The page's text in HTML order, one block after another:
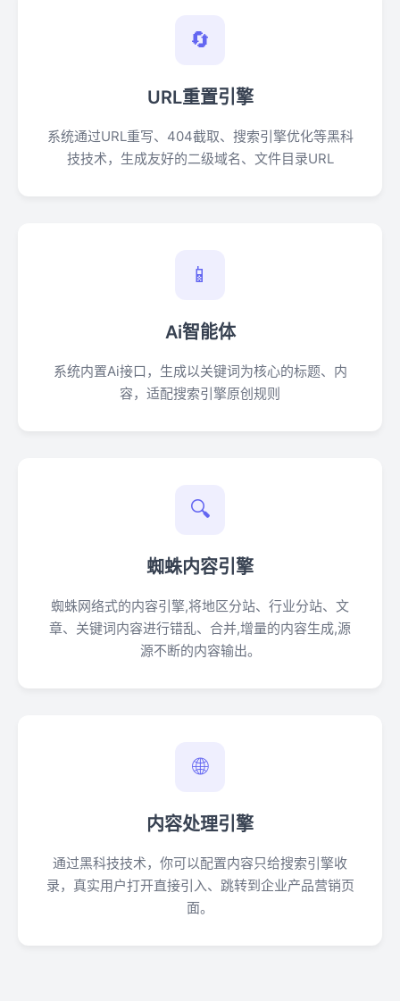
🔄
URL重置引擎
系统通过URL重写、404截取、搜索引擎优化等黑科
技技术，生成友好的二级域名、文件目录URL
📱
Ai智能体
系统内置Ai接口，生成以关键词为核心的标题、内
容，适配搜索引擎原创规则
🔍
蜘蛛内容引擎
蜘蛛网络式的内容引擎,将地区分站、行业分站、文
章、关键词内容进行错乱、合并,增量的内容生成,源
源不断的内容输出。
🌐
内容处理引擎
通过黑科技技术，你可以配置内容只给搜索引擎收
录，真实用户打开直接引入、跳转到企业产品营销页
面。